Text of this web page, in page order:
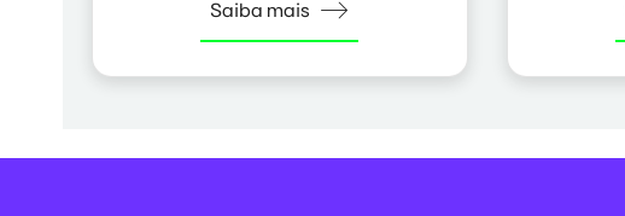
Saiba mais